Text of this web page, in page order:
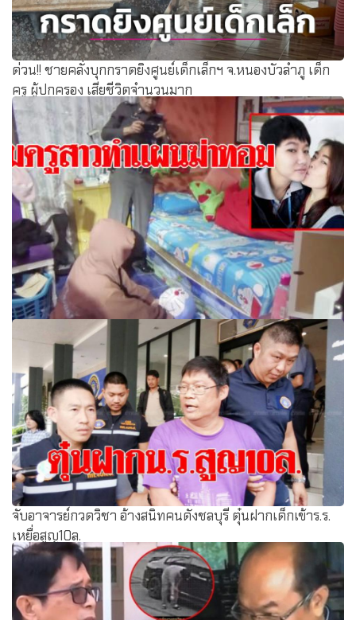
ด่วน!! ชายคลั่งบุกกราดยิงศูนย์เด็กเล็กฯ จ.หนองบัวลำภู เด็ก
ครู ผู้ปกครอง เสียชีวิตจำนวนมาก
คุมตัวครูสาวทำแผน บีบคอทอมดับคาบ้าน สารภาพระแวง
กลัวปันใจ
จับอาจารย์กวดวิชา อ้างสนิทคนดังชลบุรี ตุ๋นฝากเด็กเข้าร.ร.
เหยื่อสูญ10ล.